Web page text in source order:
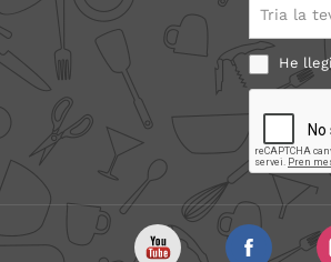
Tria la teva
He